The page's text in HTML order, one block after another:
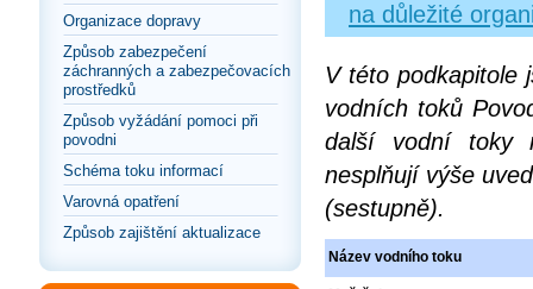
Organizace dopravy
Způsob zabezpečení
záchranných a zabezpečovacích
prostředků
Způsob vyžádání pomoci při
povodni
Schéma toku informací
Varovná opatření
Způsob zajištění aktualizace
na důležité
V této podkapitole
vodních toků
další vodní toky
nesplňují výše
(sestupně).
Název vodního toku